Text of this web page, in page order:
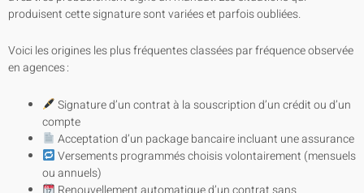
produisent cette signature sont variées et parfois oubliées.
Voici les origines les plus fréquentes classées par fréquence observée
en agences :
Signature d’un contrat à la souscription d’un crédit ou d’un
compte
Acceptation d’un package bancaire incluant une assurance
Versements programmés choisis volontairement (mensuels
ou annuels)